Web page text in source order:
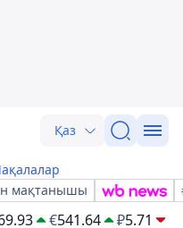
Қаз
мақтанышы
€541.64 ₽5.71